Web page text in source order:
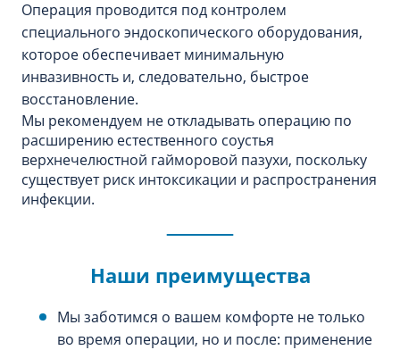
Операция проводится под контролем
специального эндоскопического оборудования,
которое обеспечивает минимальную
инвазивность и, следовательно, быстрое
восстановление.
Мы рекомендуем не откладывать операцию по
расширению естественного соустья
верхнечелюстной гайморовой пазухи, поскольку
существует риск интоксикации и распространения
инфекции.
Наши преимущества
Мы заботимся о вашем комфорте не только
во время операции, но и после: применение